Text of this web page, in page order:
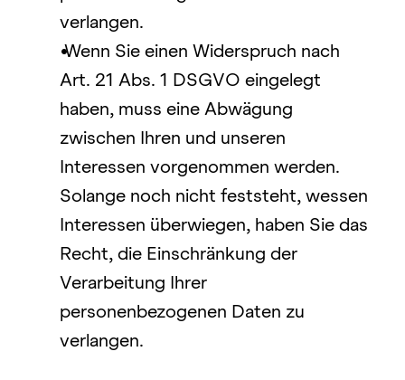
verlangen.
Wenn Sie einen Widerspruch nach
Art. 21 Abs. 1 DSGVO eingelegt
haben, muss eine Abwägung
zwischen Ihren und unseren
Interessen vorgenommen werden.
Solange noch nicht feststeht, wessen
Interessen überwiegen, haben Sie das
Recht, die Einschränkung der
Verarbeitung Ihrer
personenbezogenen Daten zu
verlangen.